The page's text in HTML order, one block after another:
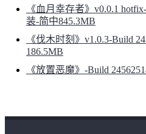
《血月幸存者》v0.0.1
装-简中845.3MB
《伐木时刻》v1.0.3-Build
186.5MB
《放置恶魔》-Build